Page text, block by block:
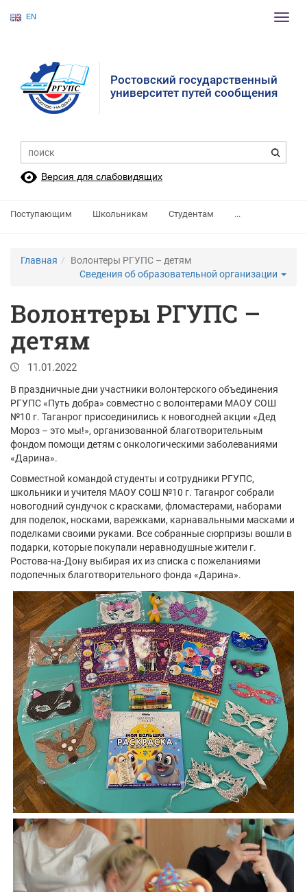
EN
Ростовский государственный
университет путей сообщения
Версия для слабовидящих
Поступающим Школьникам Студентам ...
Главная
Волонтеры РГУПС – детям
Сведения об образовательной организации
Волонтеры РГУПС –
детям
11.01.2022
В праздничные дни участники волонтерского объединения
РГУПС «Путь добра» совместно с волонтерами МАОУ СОШ
№10 г. Таганрог присоединились к новогодней акции «Дед
Мороз – это мы!», организованной благотворительным
фондом помощи детям с онкологическими заболеваниями
«Дарина».
Совместной командой студенты и сотрудники РГУПС,
школьники и учителя МАОУ СОШ №10 г. Таганрог собрали
новогодний сундучок с красками, фломастерами, наборами
для поделок, носками, варежками, карнавальными масками и
поделками своими руками. Все собранные сюрпризы вошли в
подарки, которые покупали неравнодушные жители г.
Ростова-на-Дону выбирая их из списка с пожеланиями
подопечных благотворительного фонда «Дарина».